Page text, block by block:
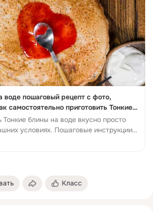
воде пошаговый рецепт с фото,
самостоятельно приготовить Тонкие
вкус...
Тонкие блины на воде вкусно просто
условиях. Пошаговые инструкции
и по...
Класс